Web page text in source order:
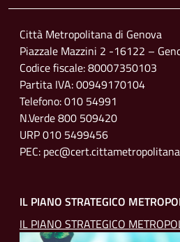
Città Metropolitana di Genova
Piazzale Mazzini 2 -16122 –
Codice fiscale: 80007350103
Partita IVA: 00949170104
Telefono: 010 54991
N.Verde 800 509420
URP 010 5499456
PEC:
IL PIANO STRATEGICO
IL PIANO STRATEGICO